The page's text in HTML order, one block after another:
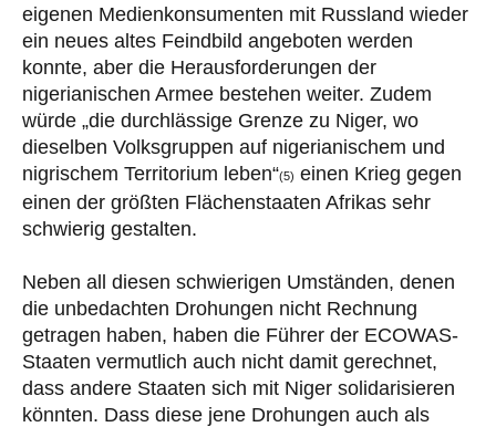
eigenen Medienkonsumenten mit Russland wieder
ein neues altes Feindbild angeboten werden
konnte, aber die Herausforderungen der
nigerianischen Armee bestehen weiter. Zudem
würde „die durchlässige Grenze zu Niger, wo
dieselben Volksgruppen auf nigerianischem und
nigrischem Territorium leben“(5) einen Krieg gegen
einen der größten Flächenstaaten Afrikas sehr
schwierig gestalten.
Neben all diesen schwierigen Umständen, denen
die unbedachten Drohungen nicht Rechnung
getragen haben, haben die Führer der ECOWAS-
Staaten vermutlich auch nicht damit gerechnet,
dass andere Staaten sich mit Niger solidarisieren
könnten. Dass diese jene Drohungen auch als